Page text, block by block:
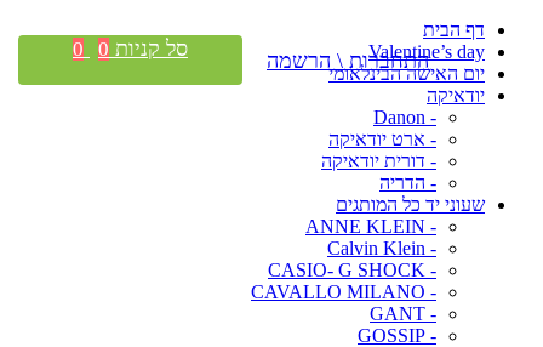
דף הבית
Valentine’s day
יום האישה הבינלאומי
יודאיקה
- Danon
- ארט יודאיקה
- דורית יודאיקה
- הדריה
שעוני יד כל המותגים
- ANNE KLEIN
- Calvin Klein
- CASIO- G SHOCK
- CAVALLO MILANO
- GANT
- GOSSIP
התחברות \ הרשמה סל קניות 0
0